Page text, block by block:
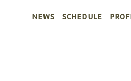
NEWS SCHEDULE